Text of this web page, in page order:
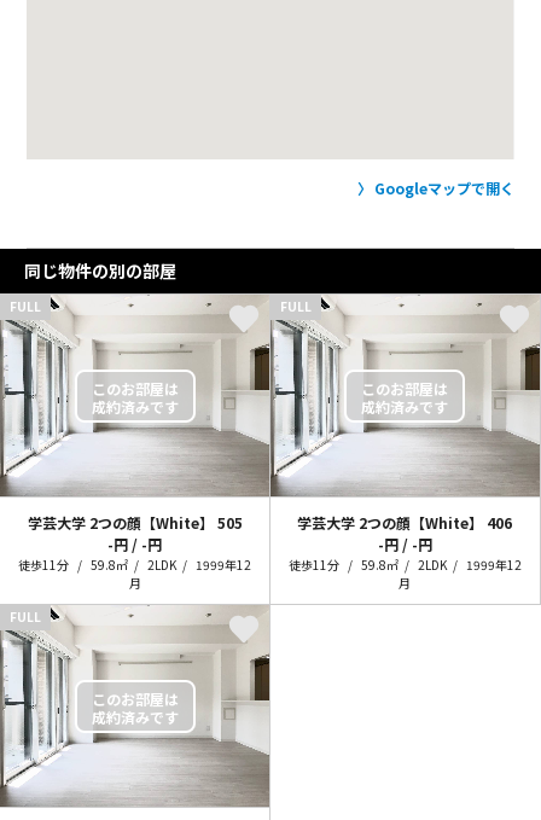
Googleマップで開く
同じ物件の別の部屋
FULL
学芸大学 2つの顔【White】
505
-円 / -円
徒歩11分 59.8㎡ 2LDK
1999年12
月
FULL
学芸大学 2つの顔【White】
406
-円 / -円
徒歩11分 59.8㎡ 2LDK
1999年12
月
FULL